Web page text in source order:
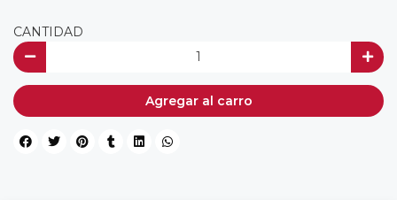
CANTIDAD
Agregar al carro